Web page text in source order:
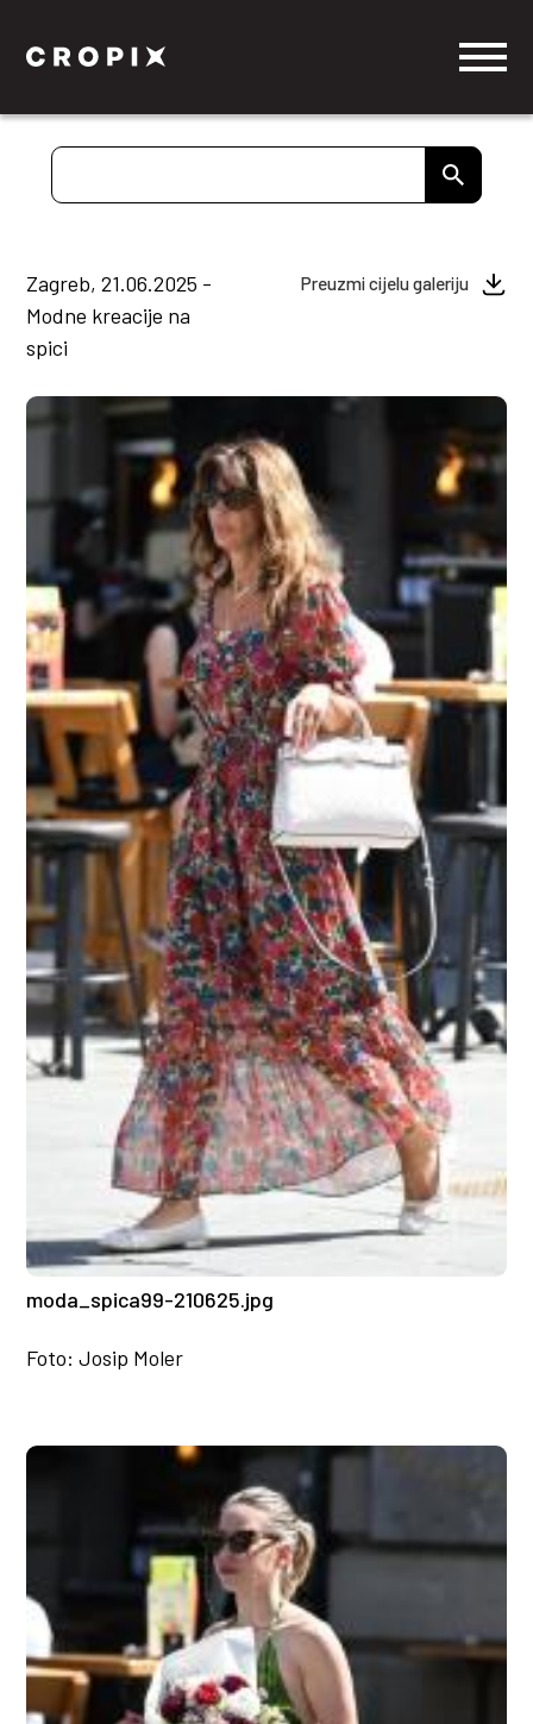
Zagreb, 21.06.2025 -
Modne kreacije na
spici
Preuzmi cijelu galeriju
moda_spica99-210625.jpg
Foto: Josip Moler